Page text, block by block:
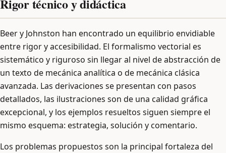
Rigor técnico y didáctica
Beer y Johnston han encontrado un equilibrio envidiable
entre rigor y accesibilidad. El formalismo vectorial es
sistemático y riguroso sin llegar al nivel de abstracción de
un texto de mecánica analítica o de mecánica clásica
avanzada. Las derivaciones se presentan con pasos
detallados, las ilustraciones son de una calidad gráfica
excepcional, y los ejemplos resueltos siguen siempre el
mismo esquema: estrategia, solución y comentario.
Los problemas propuestos son la principal fortaleza del